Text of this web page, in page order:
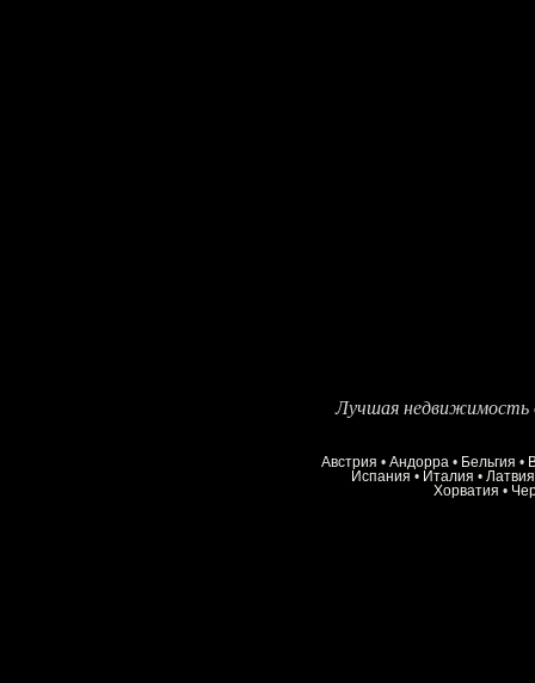
Лучшая недвижимость
Австрия • Андорра• Бельгия •
Испания • Италия • Латвия
Хорватия •